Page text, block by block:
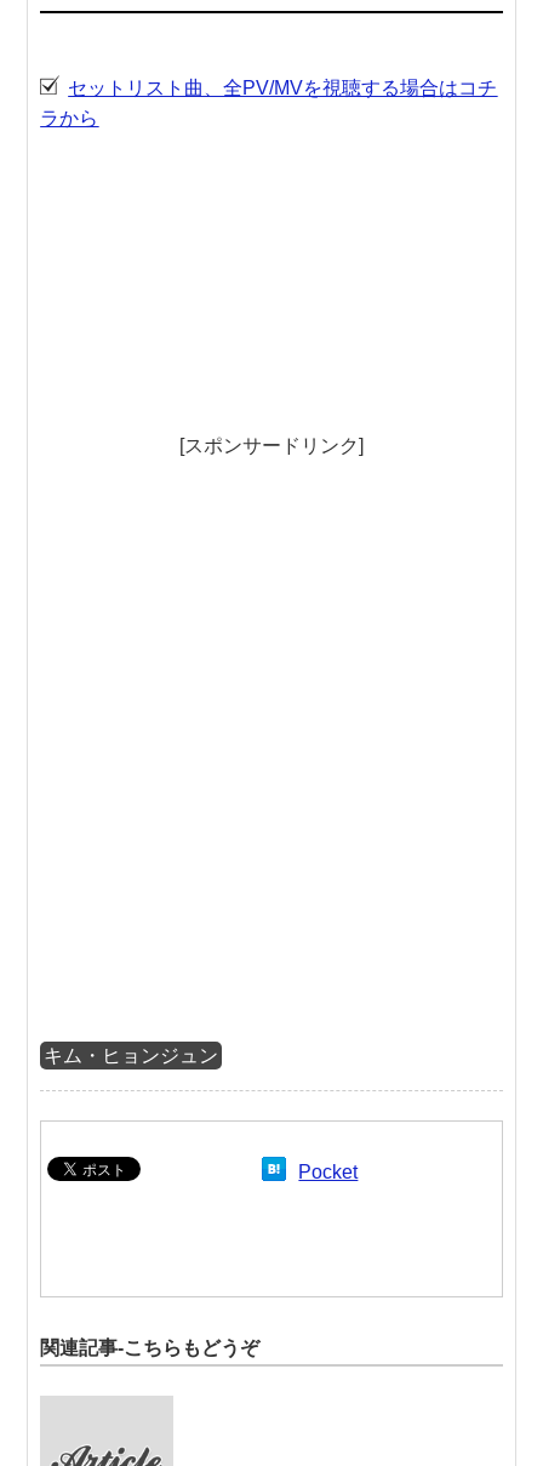
セットリスト曲、全PV/MVを視聴する場合はコチ
ラから
[スポンサードリンク]
キム・ヒョンジュン
Pocket
関連記事-こちらもどうぞ